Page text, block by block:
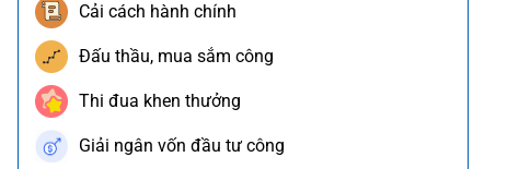
Cải cách hành chính
Đấu thầu, mua sắm công
Thi đua khen thưởng
Giải ngân vốn đầu tư công